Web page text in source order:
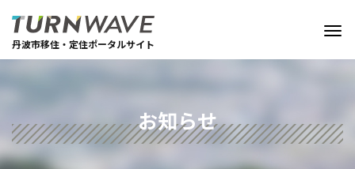
丹波市移住・定住ポータルサイト
お知らせ